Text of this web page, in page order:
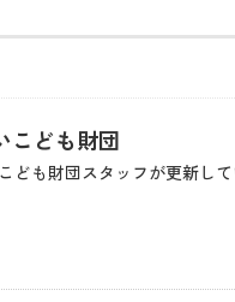
こども財団
ども財団スタッフが更新して